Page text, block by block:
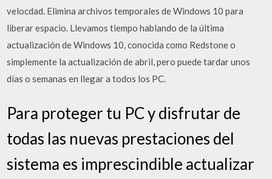
velocdad. Elimina archivos temporales de Windows 10 para
liberar espacio. Llevamos tiempo hablando de la última
actualización de Windows 10, conocida como Redstone o
simplemente la actualización de abril, pero puede tardar unos
días o semanas en llegar a todos los PC.
Para proteger tu PC y disfrutar de
todas las nuevas prestaciones del
sistema es imprescindible actualizar